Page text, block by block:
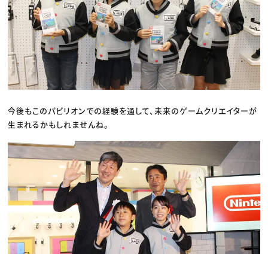
今後もこのパビリオンでの経験を通して、未来のゲームクリエイターが
生まれるかもしれませんね。